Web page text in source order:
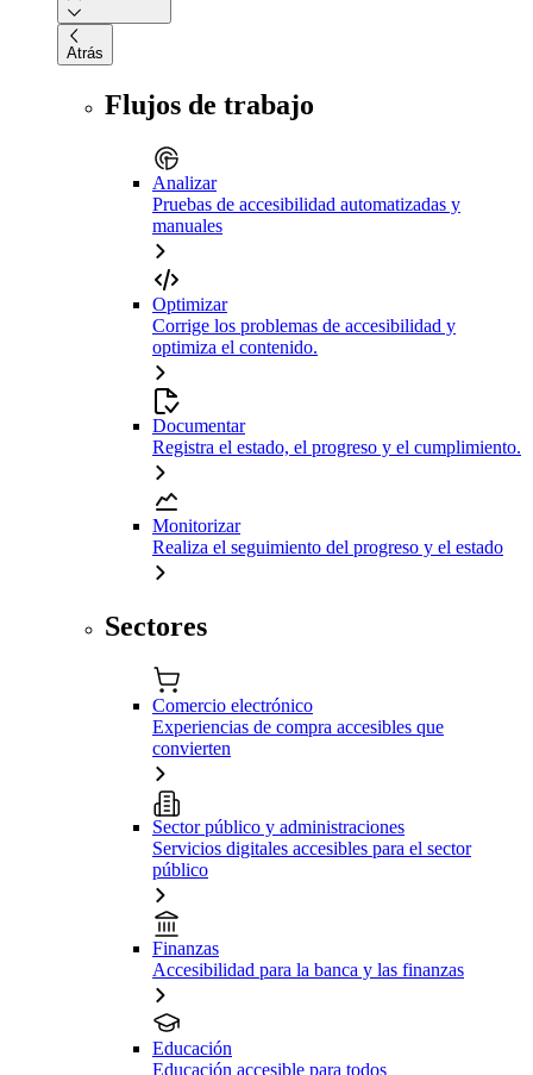
Atrás
Flujos de trabajo
Analizar
Pruebas de accesibilidad automatizadas y
manuales
Optimizar
Corrige los problemas de accesibilidad y
optimiza el contenido.
Documentar
Registra el estado, el progreso y el cumplimiento.
Monitorizar
Realiza el seguimiento del progreso y el estado
Sectores
Comercio electrónico
Experiencias de compra accesibles que
convierten
Sector público y administraciones
Servicios digitales accesibles para el sector
público
Finanzas
Accesibilidad para la banca y las finanzas
Educación
Educación accesible para todos